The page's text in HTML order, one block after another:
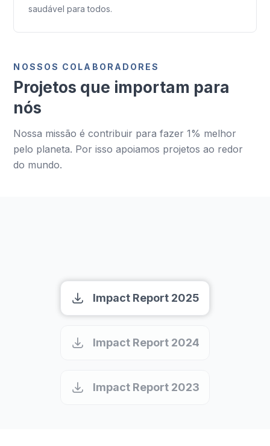
saudável para todos.
NOSSOS COLABORADORES
Projetos que importam para
nós
Nossa missão é contribuir para fazer 1% melhor
pelo planeta. Por isso apoiamos projetos ao redor
do mundo.
Impact Report 2025
Impact Report 2024
Impact Report 2023